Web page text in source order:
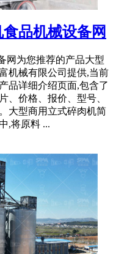
品机械设备网
网为您推荐的产品大型
机械有限公司提供,当前
品详细介绍页面,包含了
、价格、报价、型号、
大型商用立式碎肉机简
,将原料 ...